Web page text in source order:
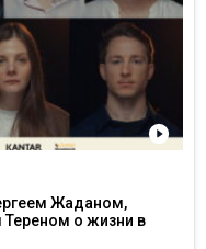
Жаданом,
о жизни в